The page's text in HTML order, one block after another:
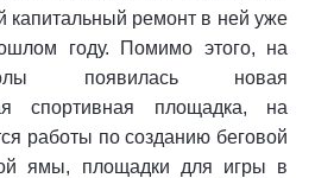
капитальный ремонт в ней уже
году. Помимо этого, на
появилась новая
спортивная площадка, на
работы по созданию беговой
ямы, площадки для игры в